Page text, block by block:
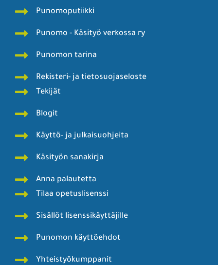
Punomoputiikki
Punomo - Käsityö verkossa ry
Punomon tarina
Rekisteri- ja tietosuojaseloste
Tekijät
Blogit
Käyttö- ja julkaisuohjeita
Käsityön sanakirja
Anna palautetta
Tilaa opetuslisenssi
Sisällöt lisenssikäyttäjille
Punomon käyttöehdot
Yhteistyökumppanit